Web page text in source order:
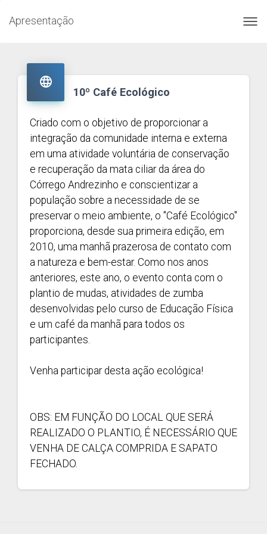
Apresentação

10º Café Ecológico
Criado com o objetivo de proporcionar a
integração da comunidade interna e externa
em uma atividade voluntária de conservação
e recuperação da mata ciliar da área do
Córrego Andrezinho e conscientizar a
população sobre a necessidade de se
preservar o meio ambiente, o "Café Ecológico"
proporciona, desde sua primeira edição, em
2010, uma manhã prazerosa de contato com
a natureza e bem-estar. Como nos anos
anteriores, este ano, o evento conta com o
plantio de mudas, atividades de zumba
desenvolvidas pelo curso de Educação Física
e um café da manhã para todos os
participantes.
Venha participar desta ação ecológica!
OBS: EM FUNÇÃO DO LOCAL QUE SERÁ
REALIZADO O PLANTIO, É NECESSÁRIO QUE
VENHA DE CALÇA COMPRIDA E SAPATO
FECHADO.